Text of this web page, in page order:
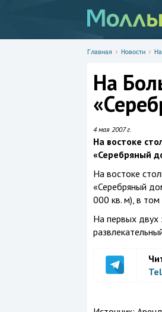
Главная Новости
На
4 мая 2007 г.
На востоке
«Серебряный
На востоке
«Серебряный
000 кв. м), в том
На первых двух